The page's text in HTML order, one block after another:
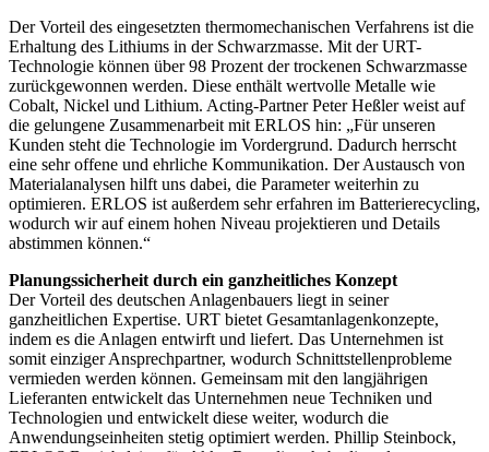
Der Vorteil des eingesetzten thermomechanischen Verfahrens ist die
Erhaltung des Lithiums in der Schwarzmasse. Mit der URT-
Technologie können über 98 Prozent der trockenen Schwarzmasse
zurückgewonnen werden. Diese enthält wertvolle Metalle wie
Cobalt, Nickel und Lithium. Acting-Partner Peter Heßler weist auf
die gelungene Zusammenarbeit mit ERLOS hin: „Für unseren
Kunden steht die Technologie im Vordergrund. Dadurch herrscht
eine sehr offene und ehrliche Kommunikation. Der Austausch von
Materialanalysen hilft uns dabei, die Parameter weiterhin zu
optimieren. ERLOS ist außerdem sehr erfahren im Batterie­recycling,
wodurch wir auf einem hohen Niveau projektieren und Details
abstimmen können.“
Planungssicherheit durch ein ganzheitliches Konzept
Der Vorteil des deutschen Anlagenbauers liegt in seiner
ganzheitlichen Expertise. URT bietet Gesamtanlagenkonzepte,
indem es die Anlagen entwirft und liefert. Das Unternehmen ist
somit einziger Ansprechpartner, wodurch Schnittstellenprobleme
vermieden werden können. Gemeinsam mit den langjährigen
Lieferanten entwickelt das Unternehmen neue Techniken und
Technologien und entwickelt diese weiter, wodurch die
Anwendungseinheiten stetig optimiert werden. Phillip Steinbock,